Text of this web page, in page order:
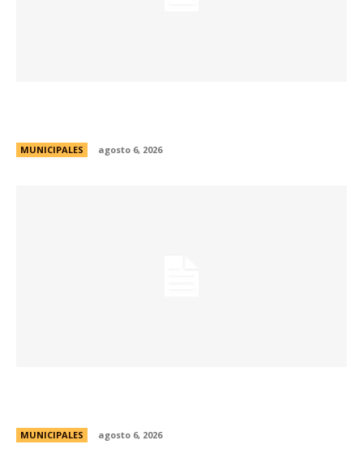
MUNICIPALES agosto 6, 2026
MUNICIPALES agosto 6, 2026